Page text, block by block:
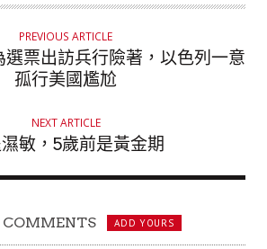
PREVIOUS ARTICLE
選票出訪兵行險著，以色列一意
孤行美國尷尬
NEXT ARTICLE
敏，5歲前是黃金期
COMMENTS ADD YOURS